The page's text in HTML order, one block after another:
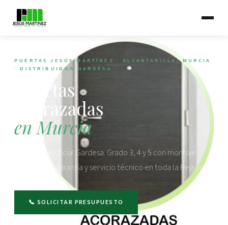
PUERTAS JESÚS MARTÍNEZ · ALCANTARILLA, MURCIA
· DISTRIBUIDOR GARDESA
Puertas
acorazadas
en Murcia
Distribuidor oficial Gardesa. Grado 3, 4 y 5 con montaje
profesional, garantía y servicio técnico en toda la Región.
📞 SOLICITAR PRESUPUESTO